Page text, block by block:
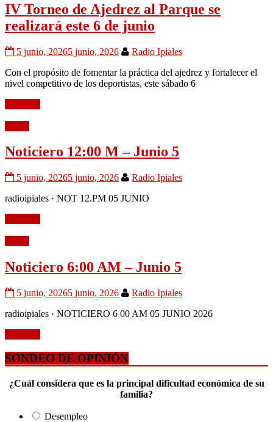
IV Torneo de Ajedrez al Parque se
realizará este 6 de junio
5 junio, 20265 junio, 2026
Radio Ipiales
Con el propósito de fomentar la práctica del ajedrez y fortalecer el
nivel competitivo de los deportistas, este sábado 6
Noticiero 12:00 M – Junio 5
5 junio, 20265 junio, 2026
Radio Ipiales
radioipiales · NOT 12.PM 05 JUNIO
Noticiero 6:00 AM – Junio 5
5 junio, 20265 junio, 2026
Radio Ipiales
radioipiales · NOTICIERO 6 00 AM 05 JUNIO 2026
SONDEO DE OPINIÓN
¿Cuál considera que es la principal dificultad económica de su
familia?
Desempleo